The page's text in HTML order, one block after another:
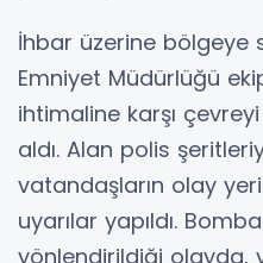
İhbar üzerine bölgeye
Emniyet Müdürlüğü
ihtimaline karşı
aldı. Alan polis
vatandaşların olay
uyarılar yapıldı.
yönlendirildiği olayda,